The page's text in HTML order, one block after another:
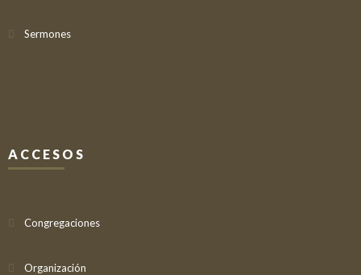
Sermones
ACCESOS
Congregaciones
Organización